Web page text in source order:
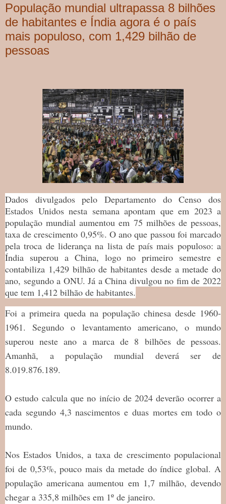
População mundial ultrapassa 8 bilhões
de habitantes e Índia agora é o país
mais populoso, com 1,429 bilhão de
pessoas
Dados divulgados pelo Departamento do Censo dos
Estados Unidos nesta semana apontam que em 2023 a
população mundial aumentou em 75 milhões de pessoas,
taxa de crescimento 0,95%. O ano que passou foi marcado
pela troca de liderança na lista de país mais populoso: a
Índia superou a China, logo no primeiro semestre e
contabiliza 1,429 bilhão de habitantes desde a metade do
ano, segundo a ONU. Já a China divulgou no fim de 2022
que tem 1,412 bilhão de habitantes.
Foi a primeira queda na população chinesa desde 1960-
1961. Segundo o levantamento americano, o mundo
superou neste ano a marca de 8 bilhões de pessoas.
Amanhã, a população mundial deverá ser de
8.019.876.189.
O estudo calcula que no início de 2024 deverão ocorrer a
cada segundo 4,3 nascimentos e duas mortes em todo o
mundo.
Nos Estados Unidos, a taxa de crescimento populacional
foi de 0,53%, pouco mais da metade do índice global. A
população americana aumentou em 1,7 milhão, devendo
chegar a 335,8 milhões em 1º de janeiro.